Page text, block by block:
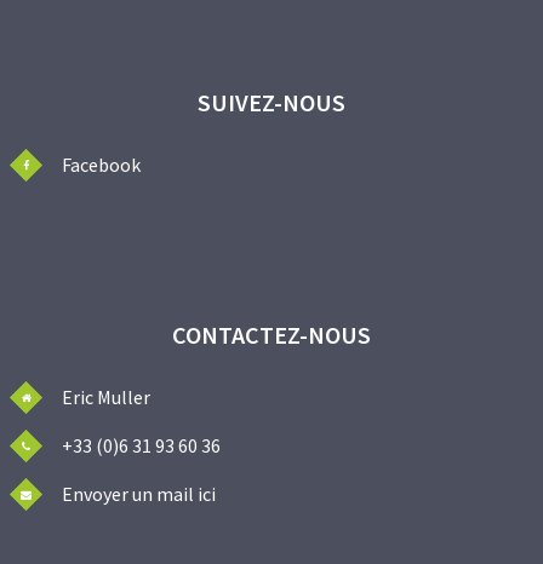
SUIVEZ-NOUS
Facebook
CONTACTEZ-NOUS
Eric Muller
+33 (0)6 31 93 60 36
Envoyer un mail ici